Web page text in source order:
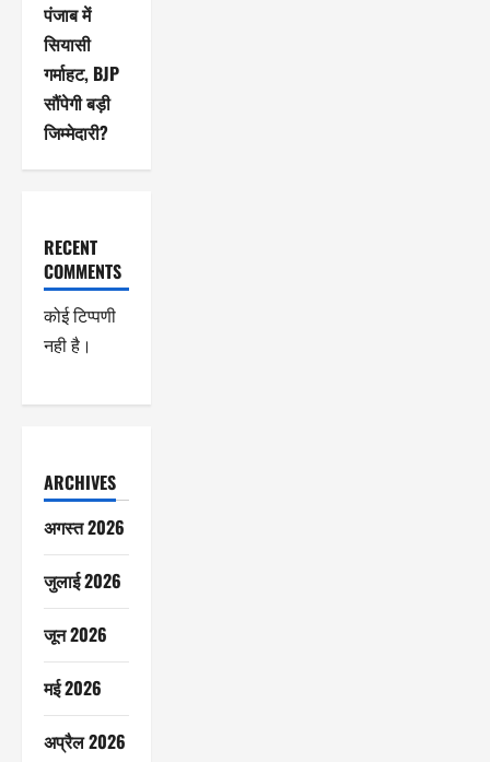
पंजाब में
सियासी
गर्माहट, BJP
सौंपेगी बड़ी
जिम्मेदारी?
RECENT
COMMENTS
कोई टिप्पणी
नही है।
ARCHIVES
अगस्त 2026
जुलाई 2026
जून 2026
मई 2026
अप्रैल 2026